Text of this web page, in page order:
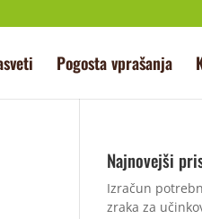
Pogosta vprašanja
Najnovejši
Izračun
zraka za